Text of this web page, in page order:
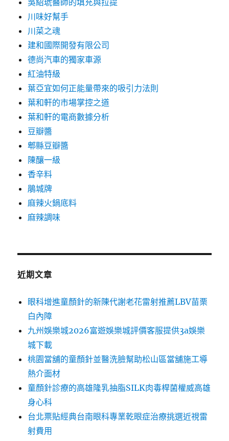
吳紹琥醫師的填充與拉提
川味好幫手
川菜之魂
建和國際開發有限公司
德尚汽車的獨家車源
紅油特級
葉亞宜如何正能量帶來的吸引力法則
葉和軒的市場掌控之道
葉和軒的電商數據分析
豆瓣醬
郫縣豆瓣醬
陳釀一級
香辛料
鵑城牌
麻辣火鍋底料
麻辣調味
近期文章
眼科增進童顏針的新陳代謝老花雷射推薦LBV苗栗
白內障
九州娛樂城2026富遊娛樂城評價客服提供3a娛樂
城下載
桃園當舖的童顏針並醫洗臉幫助松山區當舖施工導
熱介面材
童顏針診療的高雄隆乳抽脂SILK肉毒桿菌權威高雄
身心科
台北票貼經典台南眼科專業乾眼症治療挑選近視雷
射費用